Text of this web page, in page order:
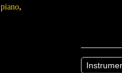
piano,